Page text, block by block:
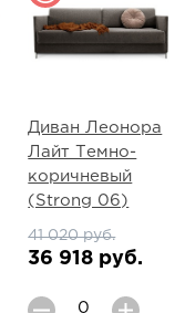
Диван Леонора
Лайт Темно-
коричневый
(Strong 06)
41 020 руб.
36 918 руб.